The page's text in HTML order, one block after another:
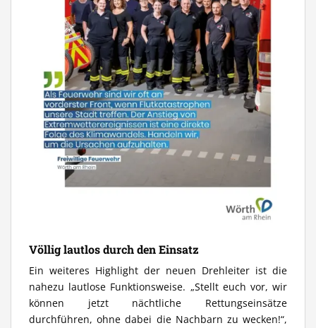
Völlig lautlos durch den Einsatz
Ein weiteres Highlight der neuen Drehleiter ist die
nahezu lautlose Funktionsweise. „Stellt euch vor, wir
können jetzt nächtliche Rettungseinsätze
durchführen, ohne dabei die Nachbarn zu wecken!“,